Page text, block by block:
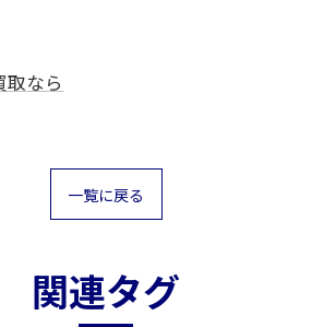
なら
一覧に戻る
関連タグ